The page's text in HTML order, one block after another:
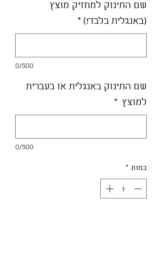
שם התינוק למחזיק מוצץ
(באנגלית בלבד!) *
0/500
שם התינוק באנגלית או בעברית
למוצץ *
0/500
כמות *